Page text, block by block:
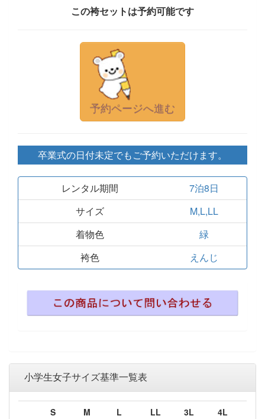
この袴セットは予約可能です
予約ページへ進む
卒業式の日付未定でもご予約いただけます。
レンタル期間
7泊8日
サイズ
M,L,LL
着物色
緑
袴色
えんじ
小学生女子サイズ基準一覧表
S M L LL 3L
4L